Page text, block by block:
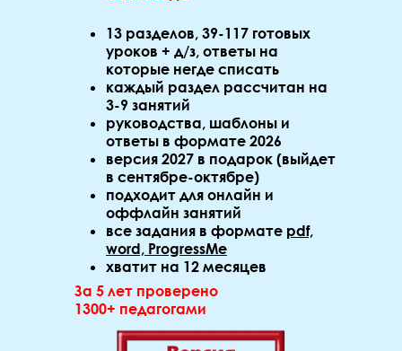
13 разделов, 39-117 готовых
уроков + д/з, ответы на
которые негде списать
каждый раздел рассчитан на
3-9 занятий
руководства, шаблоны и
ответы в формате 2026
версия 2027 в подарок (выйдет
в сентябре-октябре)
подходит для онлайн и
оффлайн занятий
все задания в формате pdf,
word, ProgressMe
хватит на 12 месяцев
За 5 лет проверено
1300+ педагогами